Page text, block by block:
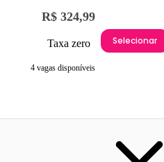
R$ 324,99
Taxa zero
4 vagas disponíveis
Selecionar